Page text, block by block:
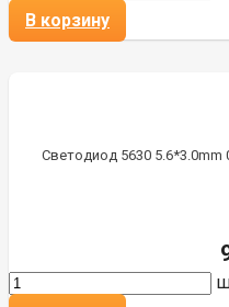
В корзину
Светодиод 5630 5.6*3.0mm